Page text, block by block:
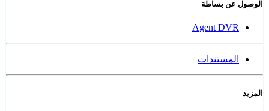
الوصول عن بساطة
Agent DVR
المستندات
المزيد